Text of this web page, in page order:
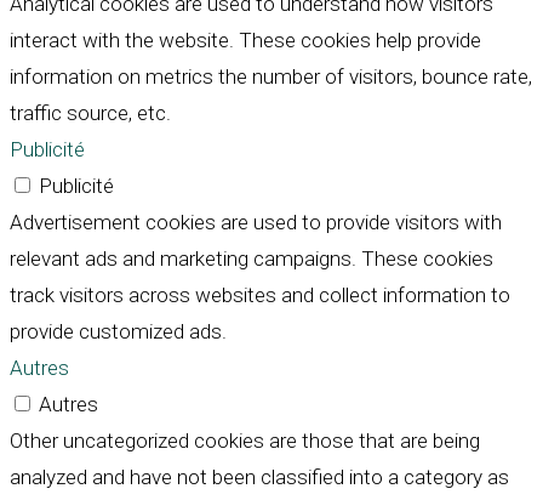
interact with the website. These cookies help provide
information on metrics the number of visitors, bounce rate,
traffic source, etc.
Publicité
Publicité
Advertisement cookies are used to provide visitors with
relevant ads and marketing campaigns. These cookies
track visitors across websites and collect information to
provide customized ads.
Autres
Autres
Other uncategorized cookies are those that are being
analyzed and have not been classified into a category as